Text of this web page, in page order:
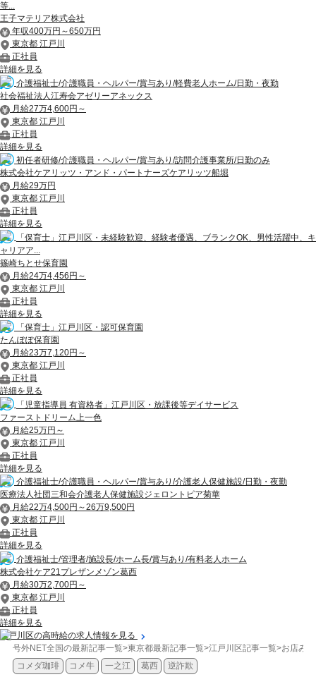
等...
王子マテリア株式会社
年収400万円～650万円
東京都 江戸川
正社員
詳細を見る
介護福祉士/介護職員・ヘルパー/賞与あり/軽費老人ホーム/日勤・夜勤
社会福祉法人江寿会アゼリーアネックス
月給27万4,600円～
東京都 江戸川
正社員
詳細を見る
初任者研修/介護職員・ヘルパー/賞与あり/訪問介護事業所/日勤のみ
株式会社ケアリッツ・アンド・パートナーズケアリッツ船堀
月給29万円
東京都 江戸川
正社員
詳細を見る
「保育士」江戸川区・未経験歓迎、経験者優遇、ブランクOK、男性活躍中、キ
ャリアア...
篠崎ちとせ保育園
月給24万4,456円～
東京都 江戸川
正社員
詳細を見る
「保育士」江戸川区・認可保育園
たんぽぽ保育園
月給23万7,120円～
東京都 江戸川
正社員
詳細を見る
「児童指導員 有資格者」江戸川区・放課後等デイサービス
ファーストドリーム上一色
月給25万円～
東京都 江戸川
正社員
詳細を見る
介護福祉士/介護職員・ヘルパー/賞与あり/介護老人保健施設/日勤・夜勤
医療法人社団三和会介護老人保健施設ジェロントピア菊華
月給22万4,500円～26万9,500円
東京都 江戸川
正社員
詳細を見る
介護福祉士/管理者/施設長/ホーム長/賞与あり/有料老人ホーム
株式会社ケア21プレザンメゾン葛西
月給30万2,700円～
東京都 江戸川
正社員
詳細を見る
江戸川区の高時給の求人情報を見る
号外NET全国の最新記事一覧>東京都最新記事一覧>江戸川区記事一覧>お店み
コメダ珈琲
コメ牛 一之江 葛西 逆詐欺